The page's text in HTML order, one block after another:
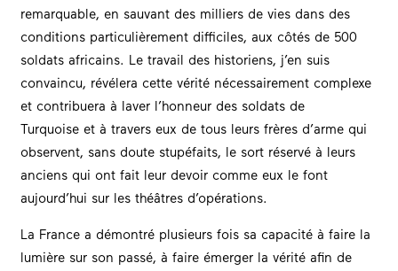
remarquable, en sauvant des milliers de vies dans des
conditions particulièrement difficiles, aux côtés de 500
soldats africains. Le travail des historiens, j’en suis
convaincu, révélera cette vérité nécessairement complexe
et contribuera à laver l’honneur des soldats de
Turquoise et à travers eux de tous leurs frères d’arme qui
observent, sans doute stupéfaits, le sort réservé à leurs
anciens qui ont fait leur devoir comme eux le font
aujourd’hui sur les théâtres d’opérations.
La France a démontré plusieurs fois sa capacité à faire la
lumière sur son passé, à faire émerger la vérité afin de